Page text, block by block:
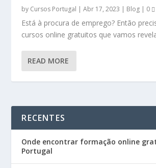
by Cursos Portugal |Abr 17, 2023 | Blog | 0
Está à procura de emprego? Então
cursos online gratuitos que vamos
READ MORE
RECENTES
Onde encontrar formação online
Portugal